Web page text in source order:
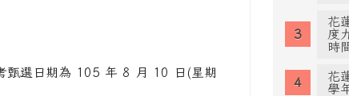
甄選日期為 105 年 8 月 10 日(星期
花
度
時
花
學